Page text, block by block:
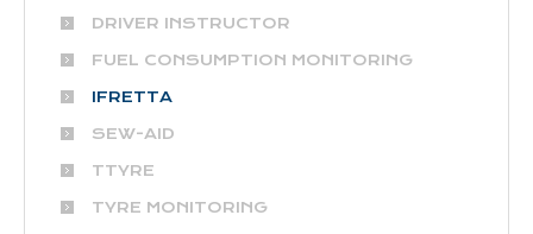
DRIVER INSTRUCTOR
FUEL CONSUMPTION MONITORING
IFRETTA
SEW-AID
TTYRE
TYRE MONITORING